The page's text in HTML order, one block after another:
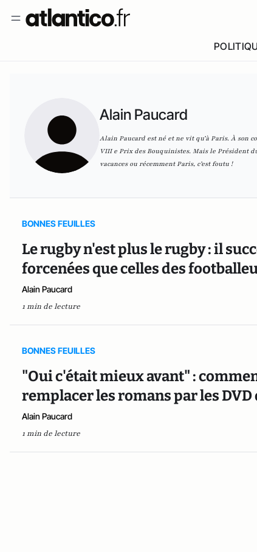
Alain Paucard
Alain Paucard est né et ne vit qu’à Paris. À son
VIII e Prix des Bouquinistes. Mais le Président
vacancesou récemmentParis, c’est foutu !
BONNES FEUILLES
Le rugby n'est plus le rugby : il
forcenées que celles des
Alain Paucard
1 min de lecture
BONNES FEUILLES
"Oui c'était mieux avant" :
remplacer les romans par les DVD
Alain Paucard
1 min de lecture